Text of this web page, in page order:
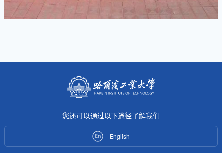
您还可以通过以下途径了解我们
English